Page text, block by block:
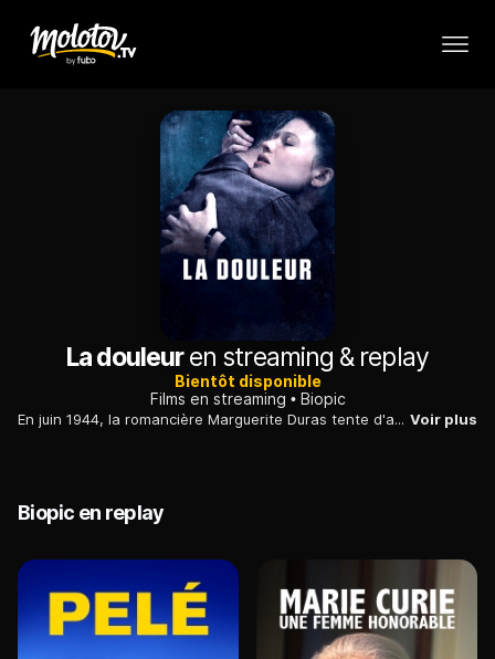
La douleuren streaming & replay
Bientôt disponible
Films en streaming
Biopic
En juin 1944, la romancière Marguerite Duras tente d'avoir des nouvelles de son mari Robert Antelme, écrivain et grand résistant, qui vient d'être arrêté... Voir plus
Biopic en replay